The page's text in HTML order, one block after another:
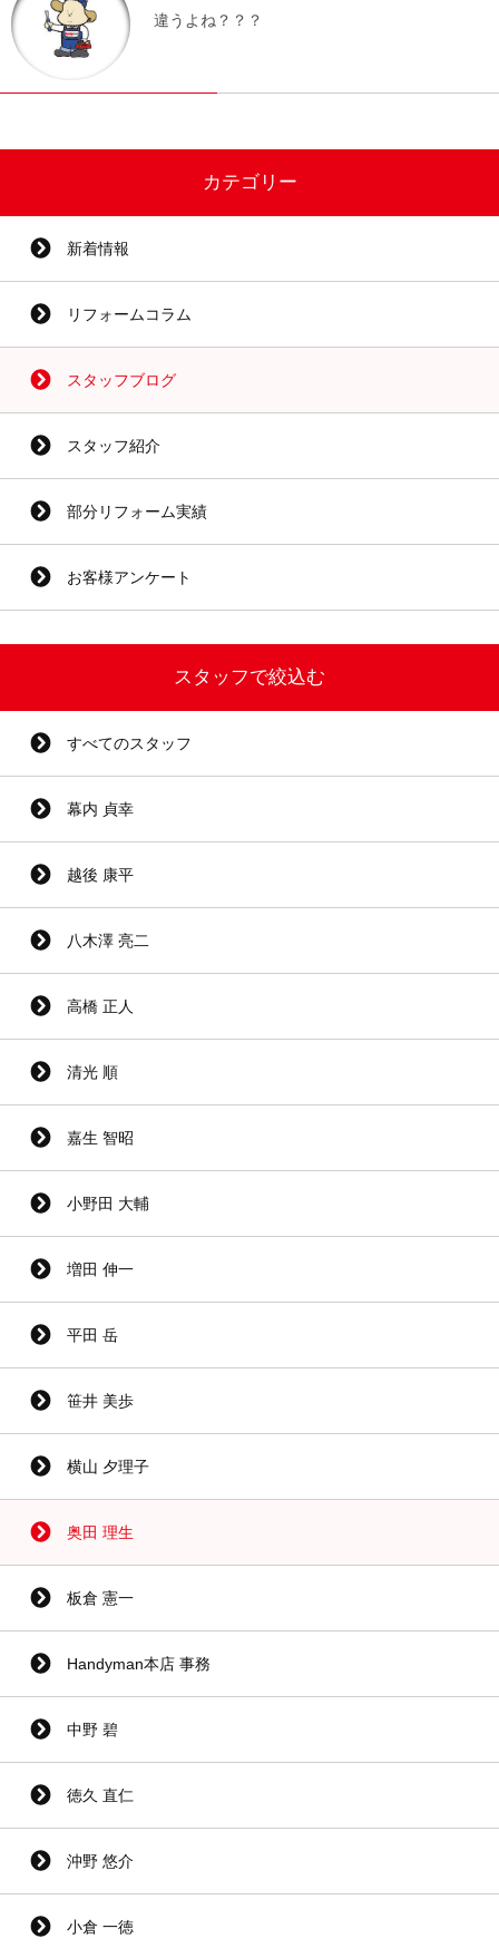
違うよね？？？
カテゴリー
新着情報
リフォームコラム
スタッフブログ
スタッフ紹介
部分リフォーム実績
お客様アンケート
スタッフで絞込む
すべてのスタッフ
幕内 貞幸
越後 康平
八木澤 亮二
高橋 正人
清光 順
嘉生 智昭
小野田 大輔
増田 伸一
平田 岳
笹井 美歩
横山 夕理子
奥田 理生
板倉 憲一
Handyman本店 事務
中野 碧
徳久 直仁
沖野 悠介
小倉 一徳